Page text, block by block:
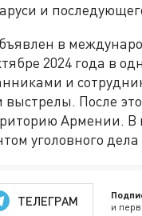
и
в
2024 года в
и
выстрелы. После
Армении. В
уголовного
ТЕЛЕГРАМ и